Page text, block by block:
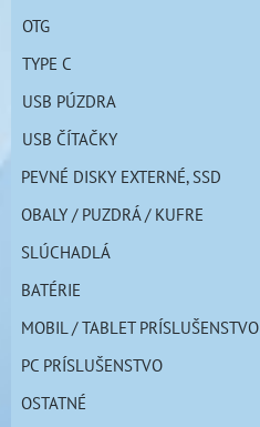
OTG
TYPE C
USB PÚZDRA
USB ČÍTAČKY
PEVNÉ DISKY EXTERNÉ, SSD
OBALY / PUZDRÁ / KUFRE
SLÚCHADLÁ
BATÉRIE
MOBIL / TABLET PRÍSLUŠENSTVO
PC PRÍSLUŠENSTVO
OSTATNÉ